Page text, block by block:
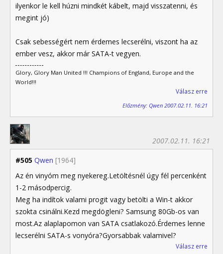
ilyenkor le kell húzni mindkét kábelt, majd visszatenni, és
megint jó)
Csak sebességért nem érdemes lecserélni, viszont ha az
ember vesz, akkor már SATA-t vegyen.
Glory, Glory Man United !!! Champions of England, Europe and the
World!!!
Válasz erre
Előzmény: Qwen 2007.02.11. 16:21
#505 Qwen [1964]
2007.02.11. 16:21
Az én vinyóm meg nyekereg.Letöltésnél úgy fél percenként
1-2 másodpercig.
Meg ha indítok valami progit vagy betölti a Win-t akkor
szokta csinálni.Kezd megdögleni? Samsung 80Gb-os van
most.Az alaplapomon van SATA csatlakozó.Érdemes lenne
lecserélni SATA-s vonyóra?Gyorsabbak valamivel?
Válasz erre